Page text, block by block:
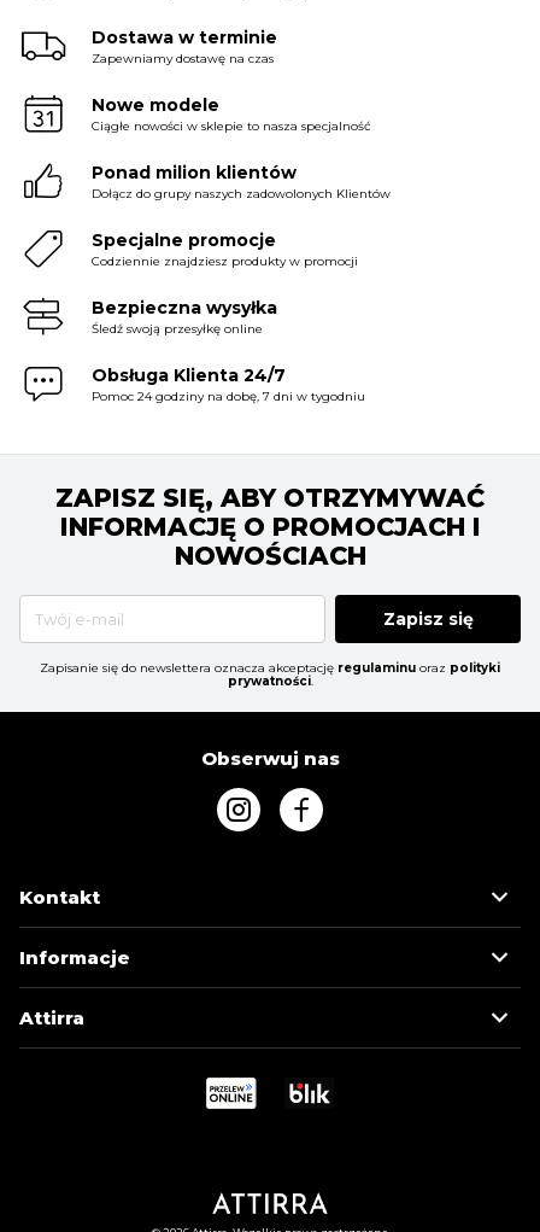
Dostawa w terminie
Zapewniamy dostawę na czas
Nowe modele
Ciągłe nowości w sklepie to nasza specjalność
Ponad milion klientów
Dołącz do grupy naszych zadowolonych Klientów
Specjalne promocje
Codziennie znajdziesz produkty w promocji
Bezpieczna wysyłka
Śledź swoją przesyłkę online
Obsługa Klienta 24/7
Pomoc 24 godziny na dobę, 7 dni w tygodniu
ZAPISZ SIĘ, ABY OTRZYMYWAĆ
INFORMACJĘ O PROMOCJACH I
NOWOŚCIACH
Zapisz się
Zapisanie się do newslettera oznacza akceptację regulaminu oraz polityki
prywatności.
Obserwuj nas
Kontakt
Informacje
Attirra